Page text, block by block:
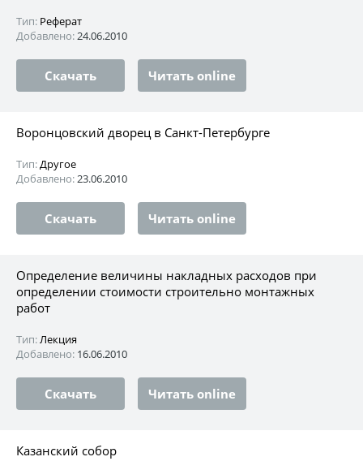
Тип: Реферат
Добавлено:24.06.2010
Скачать Читать online
Воронцовский дворец в Санкт-Петербурге
Тип:Другое
Добавлено:23.06.2010
Скачать Читать online
Определение величины накладных расходов при
определении стоимости строительно монтажных
работ
Тип:Лекция
Добавлено: 16.06.2010
Скачать Читать online
Казанский собор